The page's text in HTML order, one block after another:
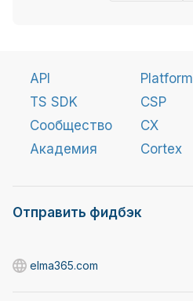
API
TS SDK
Сообщество
Академия
Platform
CSP
CX
Cortex
Отправить фидбэк
elma365.com